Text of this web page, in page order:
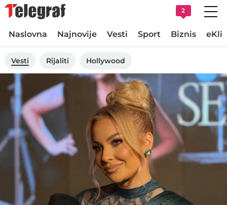
2
Naslovna Najnovije Vesti Sport Biznis
Vesti Rijaliti Hollywood